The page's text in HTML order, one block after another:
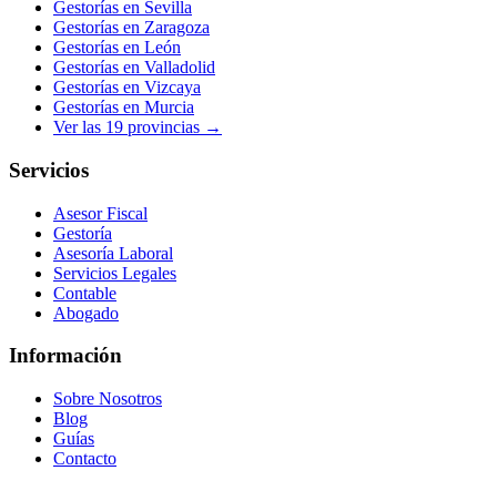
Gestorías en Sevilla
Gestorías en Zaragoza
Gestorías en León
Gestorías en Valladolid
Gestorías en Vizcaya
Gestorías en Murcia
Ver las 19 provincias →
Servicios
Asesor Fiscal
Gestoría
Asesoría Laboral
Servicios Legales
Contable
Abogado
Información
Sobre Nosotros
Blog
Guías
Contacto